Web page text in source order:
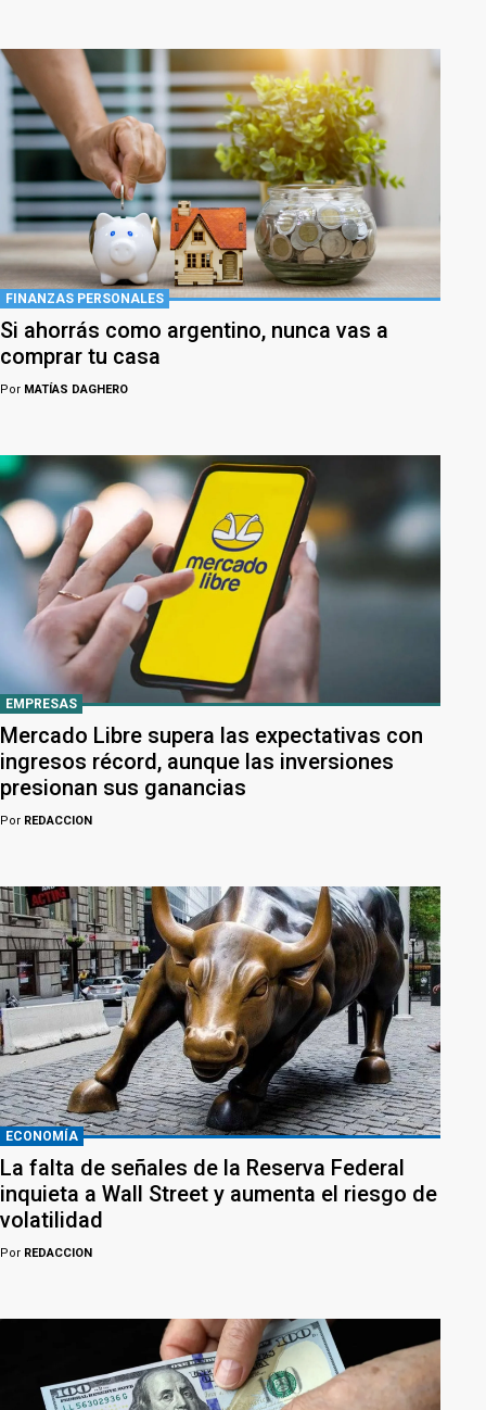
FINANZAS PERSONALES
Si ahorrás como argentino, nunca vas a
comprar tu casa
Por MATÍAS DAGHERO
EMPRESAS
Mercado Libre supera las expectativas con
ingresos récord, aunque las inversiones
presionan sus ganancias
Por REDACCION
ECONOMÍA
La falta de señales de la Reserva Federal
inquieta a Wall Street y aumenta el riesgo de
volatilidad
Por REDACCION